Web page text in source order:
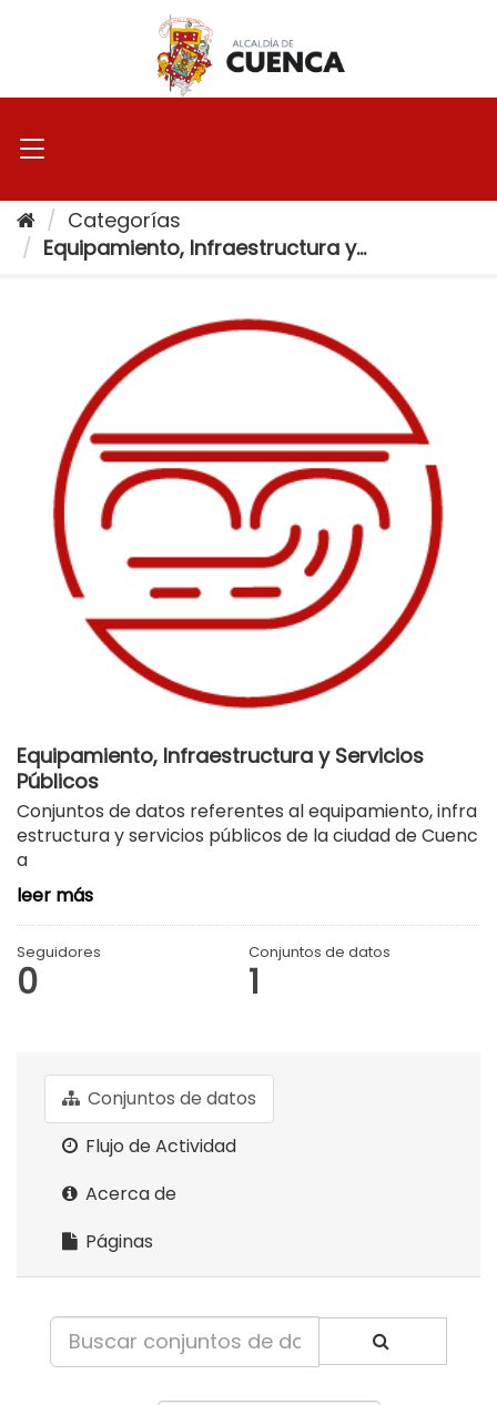
Categorías
Equipamiento, Infraestructura y...
Equipamiento, Infraestructura y Servicios
Públicos
Conjuntos de datos referentes al equipamiento, infra
estructura y servicios públicos de la ciudad de Cuenc
a
leer más
Seguidores
0
Conjuntos de datos
1
Conjuntos de datos
Flujo de Actividad
Acerca de
Páginas